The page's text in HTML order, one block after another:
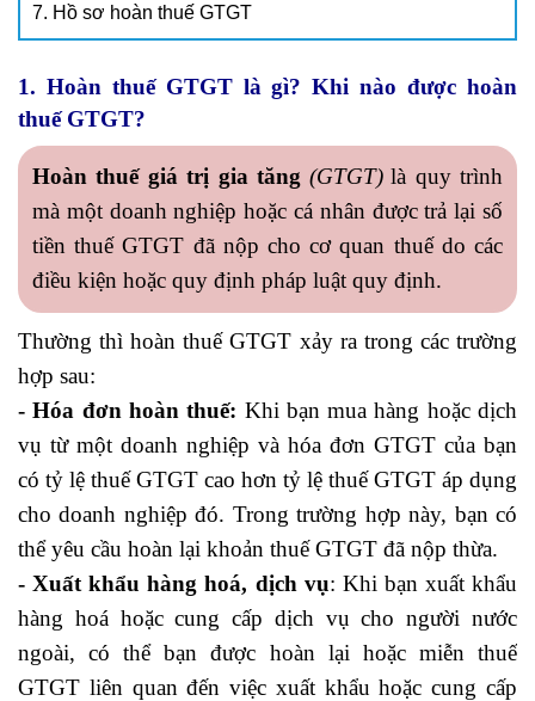
7. Hồ sơ hoàn thuế GTGT
1. Hoàn thuế GTGT là gì? Khi nào được hoàn
thuế GTGT?
Hoàn thuế giá trị gia tăng (GTGT) là quy trình
mà một doanh nghiệp hoặc cá nhân được trả lại số
tiền thuế GTGT đã nộp cho cơ quan thuế do các
điều kiện hoặc quy định pháp luật quy định.
Thường thì hoàn thuế GTGT xảy ra trong các trường
hợp sau:
- Hóa đơn hoàn thuế: Khi bạn mua hàng hoặc dịch
vụ từ một doanh nghiệp và hóa đơn GTGT của bạn
có tỷ lệ thuế GTGT cao hơn tỷ lệ thuế GTGT áp dụng
cho doanh nghiệp đó. Trong trường hợp này, bạn có
thể yêu cầu hoàn lại khoản thuế GTGT đã nộp thừa.
- Xuất khẩu hàng hoá, dịch vụ: Khi bạn xuất khẩu
hàng hoá hoặc cung cấp dịch vụ cho người nước
ngoài, có thể bạn được hoàn lại hoặc miễn thuế
GTGT liên quan đến việc xuất khẩu hoặc cung cấp